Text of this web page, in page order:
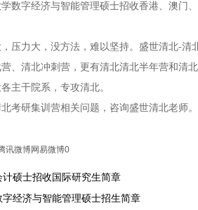
数字经济与智能管理硕士招收香港、澳
压力大，没方法，难以坚持。盛世清北-
、清北冲刺营，更有清北清北半年营和清
主干院系，专攻清北。
考研集训营相关问题，咨询盛世清北老师。
讯微博网易微博0
计硕士招收国际研究生简章
经济与智能管理硕士招生简章